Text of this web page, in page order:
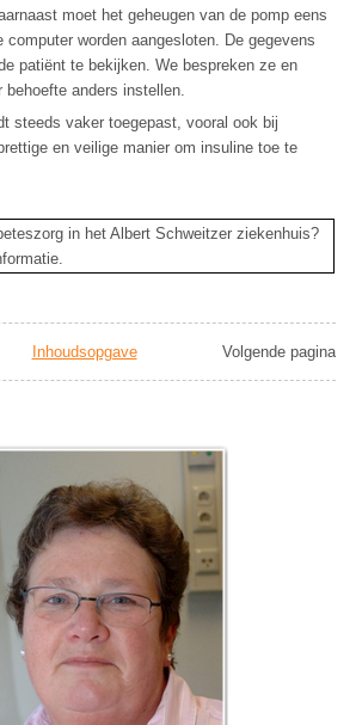
moet het geheugen van de pomp eens
computer worden aangesloten. De gegevens
patiënt te bekijken. We bespreken ze en
behoefte anders instellen.
steeds vaker toegepast, vooral ook bij
en veilige manier om insuline toe te
in het Albert Schweitzer ziekenhuis?
Volgende pagina
Inhoudsopgave